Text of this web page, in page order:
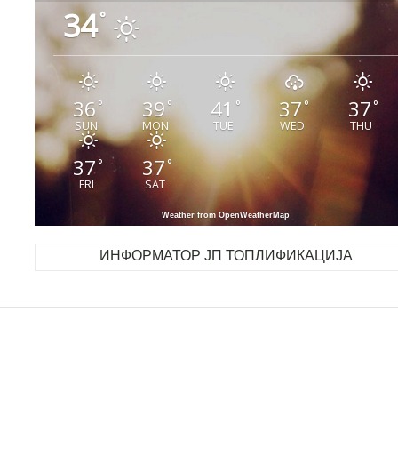
34°
36°
SUN
39°
MON
41 °
TUE
37°
WED
37°
THU
37°
FRI
37°
SAT
Weather from OpenWeatherMap
ИНФОРМАТОР ЈП ТОПЛИФИКАЦИЈА